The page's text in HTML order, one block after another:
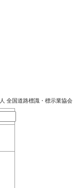
全国道路標識・標示業協会